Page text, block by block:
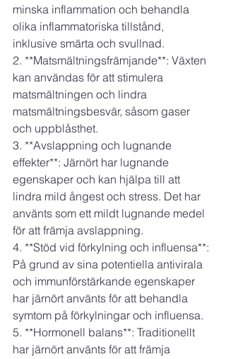
minska inflammation och behandla
olika inflammatoriska tillstånd,
inklusive smärta och svullnad.
2. **Matsmältningsfrämjande**: Växten
kan användas för att stimulera
matsmältningen och lindra
matsmältningsbesvär, såsom gaser
och uppblåsthet.
3. **Avslappning och lugnande
effekter**: Järnört har lugnande
egenskaper och kan hjälpa till att
lindra mild ångest och stress. Det har
använts som ett mildt lugnande medel
för att främja avslappning.
4. **Stöd vid förkylning och influensa**:
På grund av sina potentiella antivirala
och immunförstärkande egenskaper
har järnört använts för att behandla
symtom på förkylningar och influensa.
5. **Hormonell balans**: Traditionellt
har järnört använts för att främja